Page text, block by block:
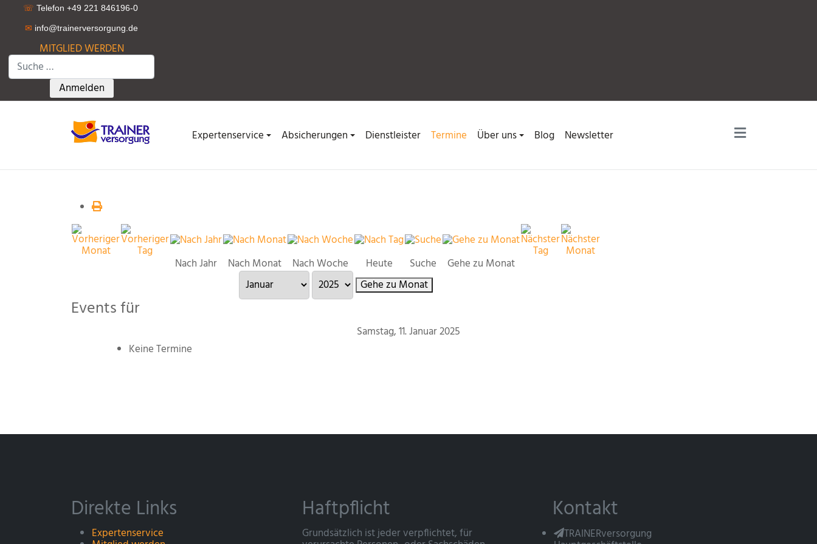
☏ Telefon +49 221 846196-0
✉ info@trainerversorgung.de
MITGLIED WERDEN
Suchen
Type 2 or more characters for results.
Anmelden
Expertenservice Absicherungen Dienstleister Termine Über uns Blog Newsletter
Nach Jahr Nach Monat Nach Woche Heute Suche
Gehe zu Monat
Gehe zu Monat
Events für
Samstag, 11. Januar 2025
Keine Termine
Direkte Links
Expertenservice
Haftpflicht
Grundsätzlich ist jeder verpflichtet, für
Kontakt
TRAINERversorgung